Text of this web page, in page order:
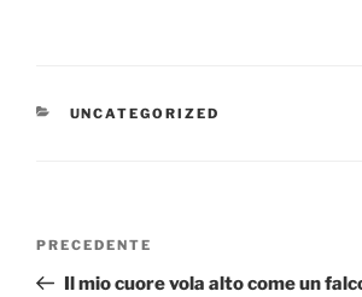
CATEGORIE
UNCATEGORIZED
Articolo
precedente:
PRECEDENTE
Il mio cuore vola alto come un